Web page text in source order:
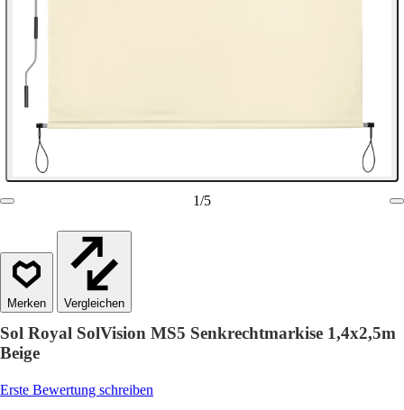
1/5
Vergleichen
Sol Royal SolVision MS5 Senkrechtmarkise 1,4x2,5m
Beige
Erste Bewertung schreiben